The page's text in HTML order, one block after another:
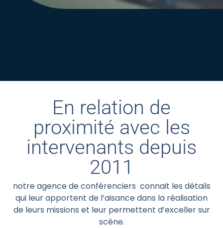
En relation de
proximité avec les
intervenants depuis
2011
notre agence de conférenciers connait les détails
qui leur apportent de l’aisance dans la réalisation
de leurs missions et leur permettent d’exceller sur
scène.